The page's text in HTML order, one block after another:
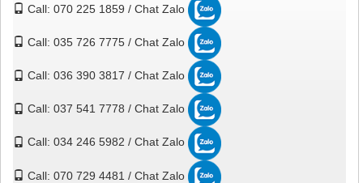
Call: 070 225 1859 / Chat Zalo
Call: 035 726 7775 / Chat Zalo
Call: 036 390 3817 / Chat Zalo
Call: 037 541 7778 / Chat Zalo
Call: 034 246 5982 / Chat Zalo
Call: 070 729 4481 / Chat Zalo